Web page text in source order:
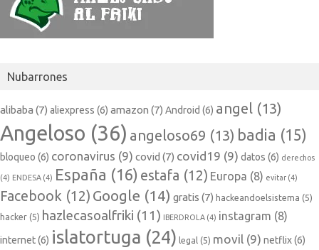
Nubarrones
alibaba (7) aliexpress (6) amazon (7) Android (6) angel (13)
Angeloso (36) angeloso69 (13) badia (15)
bloqueo (6) coronavirus (9) covid (7) covid19 (9) datos (6) derechos
(4) ENDESA (4) España (16) estafa (12) Europa (8) evitar (4)
Facebook (12) Google (14) gratis (7) hackeandoelsistema (5)
hacker (5) hazlecasoalfriki (11) IBERDROLA (4) instagram (8)
internet(6) islatortuga (24) legal (5) movil (9) netflix(6)